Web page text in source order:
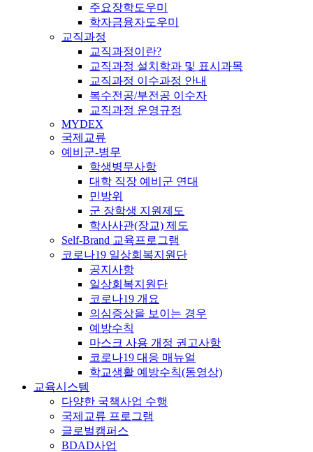
주요장학도우미
학자금융자도우미
교직과정
교직과정이란?
교직과정 설치학과 및 표시과목
교직과정 이수과정 안내
복수전공/부전공 이수자
교직과정 운영규정
MYDEX
국제교류
예비군-병무
학생병무사항
대학 직장 예비군 연대
민방위
군 장학생 지원제도
학사사관(장교) 제도
Self-Brand 교육프로그램
코로나19 일상회복지원단
공지사항
일상회복지원단
코로나19 개요
의심증상을 보이는 경우
예방수칙
마스크 사용 개정 권고사항
코로나19 대응 매뉴얼
학교생활 예방수칙(동영상)
교육시스템
다양한 국책사업 수행
국제교류 프로그램
글로벌캠퍼스
BDAD사업